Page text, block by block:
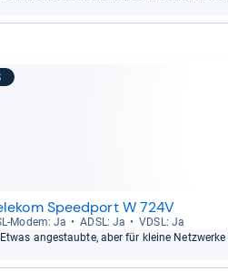
Speedport W 724V
​Modem: Ja ADSL: Ja
VDSL: Ja
Etwas ange­staubte, aber für kleine